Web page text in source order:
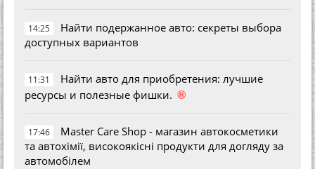
14:25
Найти подержанное авто: секреты выбора
доступных вариантов
11:31
Найти авто для приобретения: лучшие
ресурсы и полезные фишки. ®
17:46
Master Care Shop - магазин автокосметики
та автохімії, високоякісні продукти для догляду за
автомобілем